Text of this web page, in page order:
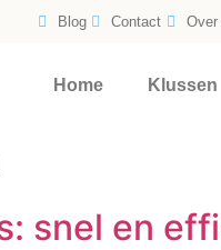
Blog Contact Over
Home Klussen
snel en